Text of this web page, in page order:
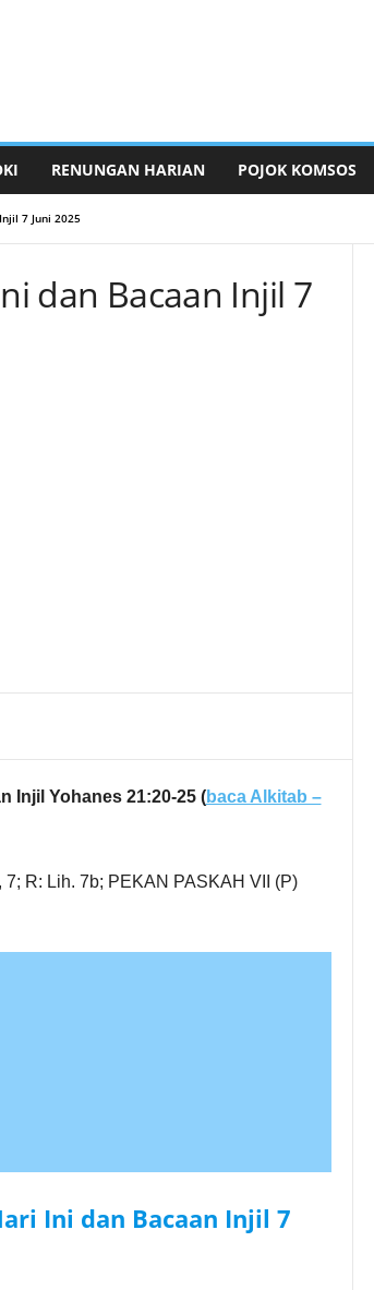
RENUNGAN HARIAN POJOK KOMSOS
7 Juni 2025
dan Bacaan Injil 7
Injil Yohanes 21:20-25 (baca Alkitab –
R: Lih. 7b; PEKAN PASKAH VII (P)
Ini dan Bacaan Injil 7